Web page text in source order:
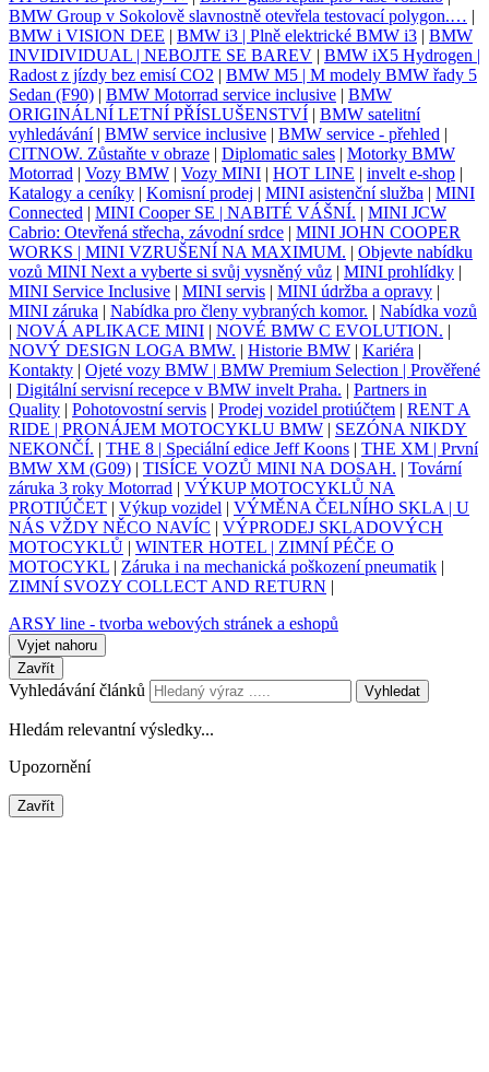
BMW Group v Sokolově slavnostně otevřela testovací polygon.… |
BMW i VISION DEE | BMW i3 | Plně elektrické BMW i3 | BMW
INVIDIVIDUAL | NEBOJTE SE BAREV | BMW iX5 Hydrogen |
Radost z jízdy bez emisí CO2 | BMW M5 | M modely BMW řady 5
Sedan (F90) | BMW Motorrad service inclusive | BMW
ORIGINÁLNÍ LETNÍ PŘÍSLUŠENSTVÍ | BMW satelitní
vyhledávání| BMW service inclusive | BMW service - přehled |
CITNOW. Zůstaňte v obraze | Diplomatic sales | Motorky BMW
Motorrad | Vozy BMW | Vozy MINI | HOT LINE | invelt e-shop |
Katalogy a ceníky | Komisní prodej | MINI asistenční služba | MINI
Connected | MINI Cooper SE | NABITÉ VÁŠNÍ. | MINI JCW
Cabrio: Otevřená střecha, závodní srdce | MINI JOHN COOPER
WORKS | MINI VZRUŠENÍ NA MAXIMUM. | Objevte nabídku
vozů MINI Next a vyberte si svůj vysněný vůz | MINI prohlídky |
MINI Service Inclusive | MINI servis | MINI údržba a opravy |
MINI záruka | Nabídka pro členy vybraných komor. | Nabídka vozů
| NOVÁ APLIKACE MINI | NOVÉ BMW C EVOLUTION. |
NOVÝ DESIGN LOGA BMW. | Historie BMW | Kariéra |
Kontakty | Ojeté vozy BMW | BMW Premium Selection | Prověřené
| Digitální servisní recepce v BMW invelt Praha. | Partners in
Quality | Pohotovostní servis | Prodej vozidel protiúčtem | RENT A
RIDE | PRONÁJEM MOTOCYKLU BMW | SEZÓNA NIKDY
NEKONČÍ. | THE 8 | Speciální edice Jeff Koons | THE XM | První
BMW XM (G09) | TISÍCE VOZŮ MINI NA DOSAH. | Tovární
záruka 3 roky Motorrad | VÝKUP MOTOCYKLŮ NA
PROTIÚČET | Výkup vozidel | VÝMĚNA ČELNÍHO SKLA | U
NÁS VŽDY NĚCO NAVÍC | VÝPRODEJ SKLADOVÝCH
MOTOCYKLŮ | WINTER HOTEL | ZIMNÍ PÉČE O
MOTOCYKL | Záruka i na mechanická poškození pneumatik |
ZIMNÍ SVOZY COLLECT AND RETURN |
ARSY line - tvorba webových stránek a eshopů
Vyjet nahoru
Zavřít
Vyhledávání článků Vyhledat
Hledám relevantní výsledky...
Upozornění
Zavřít